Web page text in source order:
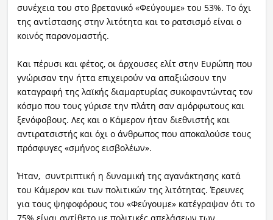
συνέχεια του στο βρετανικό «Φεύγουμε» του 53%. Το όχι
της αντίστασης στην λιτότητα και το ρατσισμό είναι ο
κοινός παρονομαστής.
Και πέρυσι και φέτος, οι άρχουσες ελίτ στην Ευρώπη που
γνώρισαν την ήττα επιχειρούν να απαξιώσουν την
καταγραφή της λαϊκής διαμαρτυρίας συκοφαντώντας τον
κόσμο που τους γύρισε την πλάτη σαν αμόρφωτους και
ξενόφοβους. Λες και ο Κάμερον ήταν διεθνιστής και
αντιρατσιστής και όχι ο άνθρωπος που αποκαλούσε τους
πρόσφυγες «σμήνος εισβολέων».
Ήταν, συντριπτική η δυναμική της αγανάκτησης κατά
του Κάμερον και των πολιτικών της λιτότητας. Έρευνες
για τους ψηφοφόρους του «Φεύγουμε» κατέγραψαν ότι το